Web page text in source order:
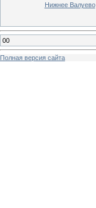
Нижнее Валуево
00
Полная версия сайта